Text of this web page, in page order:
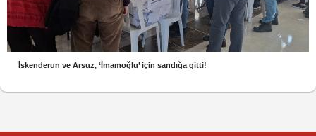
İskenderun ve Arsuz, ‘İmamoğlu’ için sandığa gitti!